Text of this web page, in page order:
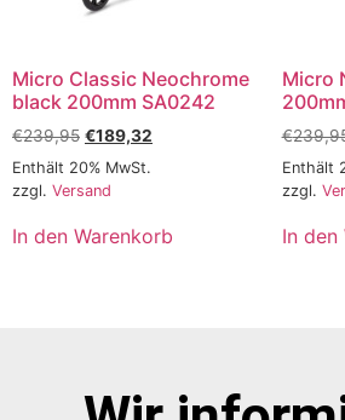
Micro Classic Neochrome
black 200mm SA0242
€239,95 €189,32
Enthält 20% MwSt.
zzgl. Versand
In den Warenkorb
Micro
€
Enthält
zzgl.
In den